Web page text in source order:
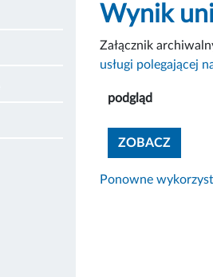
Wynik
Załącznik
usługi polegającej
podgląd
ZOBACZ
Ponowne